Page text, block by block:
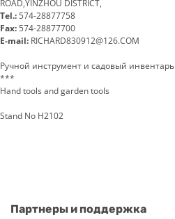
ROAD,YINZHOU DISTRICT,
Tel.: 574-28877758
Fax: 574-28877700
E-mail: RICHARD830912@126.COM
Ручной инструмент и садовый инвентарь
***
Hand tools and garden tools
Stand No H2102
Партнеры и поддержка